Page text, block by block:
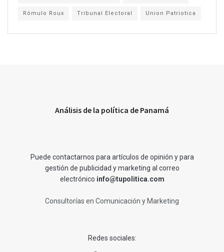
Rómulo Roux Tribunal Electoral Union Patriotica
Análisis de la política de Panamá
Puede contactarnos para artículos de opinión y para
gestión de publicidad y marketing al correo
electrónico info@tupolitica.com
Consultorías en Comunicación y Marketing
Redes sociales: